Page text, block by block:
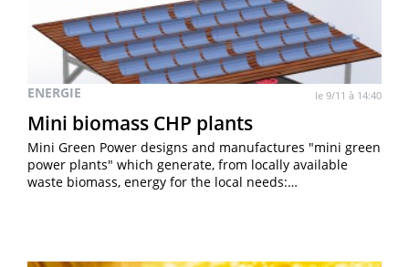
ENERGIE le 9/11 à 14:40
Mini biomass CHP plants
Mini Green Power designs and manufactures "mini green
power plants" which generate, from locally available
waste biomass, energy for the local needs:…